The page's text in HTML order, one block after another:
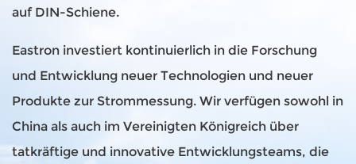
auf DIN-Schiene.
Eastron investiert kontinuierlich in die Forschung
und Entwicklung neuer Technologien und neuer
Produkte zur Strommessung. Wir verfügen sowohl in
China als auch im Vereinigten Königreich über
tatkräftige und innovative Entwicklungsteams, die